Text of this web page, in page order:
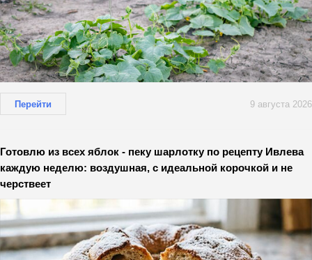
Перейти 9 августа 2026
Готовлю из всех яблок - пеку шарлотку по рецепту Ивлева
каждую неделю: воздушная, с идеальной корочкой и не
черствеет